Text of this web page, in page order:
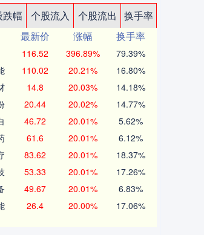
跌幅 个股流入 个股流出
换手率
最新价 涨幅
换手率
116.52 396.89% 79.39%
110.02 20.21% 16.80%
14.8 20.03% 14.18%
20.44 20.02% 14.77%
46.72 20.01% 5.62%
61.6 20.01% 6.12%
83.62 20.01% 18.37%
53.33 20.01% 17.26%
49.67 20.01% 6.83%
26.4 20.00% 17.06%